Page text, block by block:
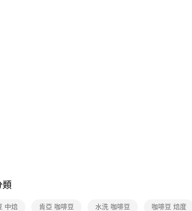
類
中焙 肯亞 咖啡豆 水洗 咖啡豆 咖啡豆 焙度